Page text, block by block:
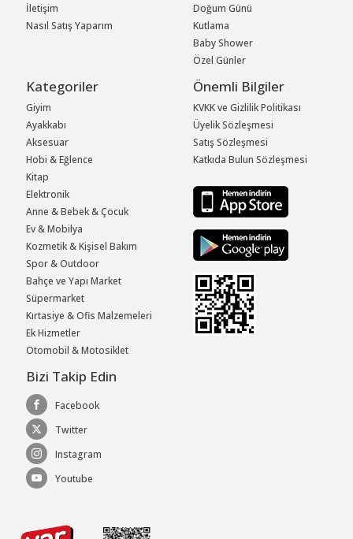
İletişim
Nasıl Satış Yaparım
Doğum Günü
Kutlama
Baby Shower
Özel Günler
Kategoriler
Giyim
Ayakkabı
Aksesuar
Hobi & Eğlence
Kitap
Elektronik
Anne & Bebek & Çocuk
Ev & Mobilya
Kozmetik & Kişisel Bakım
Spor & Outdoor
Bahçe ve Yapı Market
Süpermarket
Kırtasiye & Ofis Malzemeleri
Ek Hizmetler
Otomobil & Motosiklet
Önemli Bilgiler
KVKK ve Gizlilik Politikası
Üyelik Sözleşmesi
Satış Sözleşmesi
Katkıda Bulun Sözleşmesi
Bizi Takip Edin
Facebook
Twitter
Instagram
Youtube